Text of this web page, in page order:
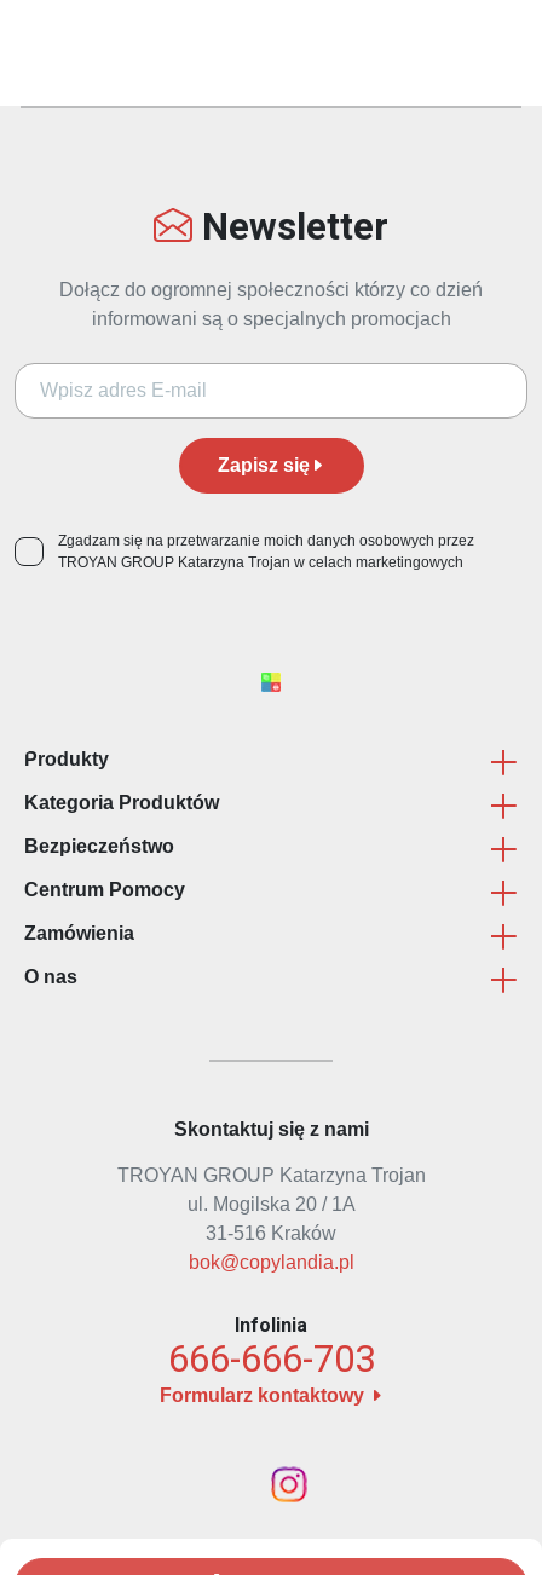
Newsletter
Dołącz do ogromnej społeczności którzy co dzień
informowani są o specjalnych promocjach
Zapisz się
Zgadzam się na przetwarzanie moich danych osobowych przez
TROYAN GROUP Katarzyna Trojan w celach marketingowych
Produkty
Oprawa Prac Dyplomowych
Zaproszenia Komunijne
Wydruk Plansz
Wydruk CAD
Kalendarze Plakatowe
Bezpieczeństwo
Regulamin sklepu internetowego
Regulamin płatności ON-LINE
Polityka Prywatności - RODO
Zamówienia
Terminy realizacji
Centrum Pomocy
FAQ
Kontakt
O nas
Kategoria Produktów
Poligrafia
Reklama
Dekoracja wnętrz
Gadżety z nadrukiem
HoReCa - Hotele i Restauracje
Skontaktuj się z nami
TROYAN GROUP Katarzyna Trojan
ul. Mogilska 20 / 1A
31-516 Kraków
bok@copylandia.pl
Infolinia
666-666-703
Formularz kontaktowy